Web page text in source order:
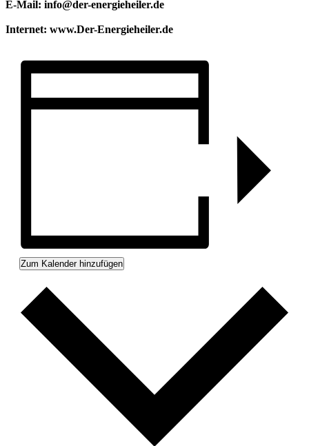
E-Mail: info@der-energieheiler.de
Internet: www.Der-Energieheiler.de
Zum Kalender hinzufügen